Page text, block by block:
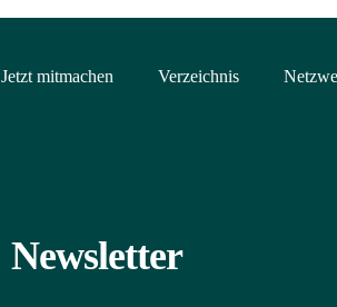
Jetzt mitmachen Verzeichnis
Newsletter